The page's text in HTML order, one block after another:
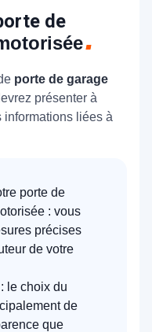
de
porte de garage
présenter à
informations liées à
porte de
: vous
précises
de votre
le choix du
de
que